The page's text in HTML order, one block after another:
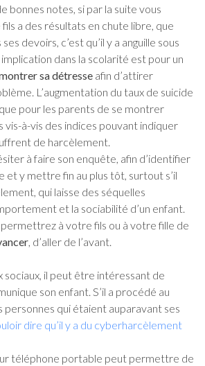
bonnes notes, si par la suite vous
a des résultats en chute libre, que
devoirs, c’est qu’il y a anguille sous
dans la scolarité est pour un
sa détresse afin d’attirer
L’augmentation du taux de suicide
pour les parents de se montrer
vis-à-vis des indices pouvant indiquer
de harcèlement.
à faire son enquête, afin d’identifier
et y mettre fin au plus tôt, surtout s’il
qui laisse des séquelles
et la sociabilité d’un enfant.
permettrez à votre fils ou à votre fille de
, d’aller de l’avant.
sociaux, il peut être intéressant de
son enfant. S’il a procédé au
personnes qui étaient auparavant ses
dire qu’il y a du cyberharcèlement
téléphone portable peut permettre de